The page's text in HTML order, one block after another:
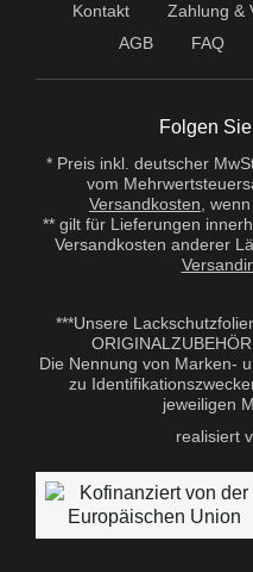
Kontakt Zahlung &
AGB
FAQ
Folgen
* Preis inkl. deutscher
vom
Versandkosten ,
** gilt für Lieferungen
Versandkosten anderer
***Unsere
Die Nennung von Marken-
zu
jeweiligen
realisiert